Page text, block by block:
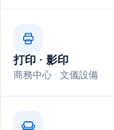
打印 · 影印
商務中心 · 文儀設備